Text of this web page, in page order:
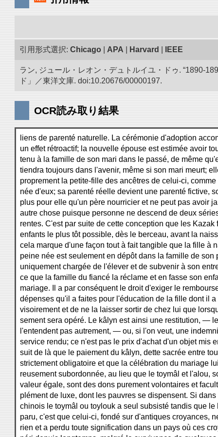
引用形式選択: Chicago APA Harvard IEEE
ラン, ジュール・レオン・デュトルイユ・ドゥ. “1890-
ド」／東洋文庫. doi:10.20676/00000197.
OCR読み取り結果
liens de parenté naturelle. La cérémonie d'adoption
un effet rétroactif; la nouvelle épouse est estimée avoir
tenu à la famille de son mari dans le passé, de même
tiendra toujours dans l'avenir, même si son mari meurt;
proprement la petite-fille des ancêtres de celui-ci,
née d'eux; sa parenté réelle devient une parenté fictive,
plus pour elle qu'un père nourricier et ne peut pas avoir
autre chose puisque personne ne descend de deux
rentes. C'est par suite de cette conception que les Kazak
enfants le plus tôt possible, dès le berceau, avant la
cela marque d'une façon tout à fait tangible que la fille à
peine née est seulement en dépôt dans la famille de son
uniquement chargée de l'élever et de subvenir à son
ce que la famille du fiancé la réclame et en fasse son
mariage. Il a par conséquent le droit d'exiger le
dépenses qu'il a faites pour l'éducation de la fille dont il
visoirement et de ne la laisser sortir de chez lui que
sement sera opéré. Le kâlyn est ainsi une restitution, —
l'entendent pas autrement, — ou, si l'on veut, une
service rendu; ce n'est pas le prix d'achat d'un objet mis
suit de là que le paiement du kâlyn, dette sacrée entre
strictement obligatoire et que la célébration du mariage
reusement subordonnée, au lieu que le toymâl et l'alou,
valeur égale, sont des dons purement volontaires et
plément de luxe, dont les pauvres se dispensent. Si dans
chinois le toymâl ou toylouk a seul subsisté tandis que le
paru, c'est que celui-ci, fondé sur d'antiques croyances,
rien et a perdu toute signification dans un pays où ces